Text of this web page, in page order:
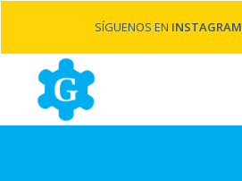
SÍGUENOS EN INSTAGRAM